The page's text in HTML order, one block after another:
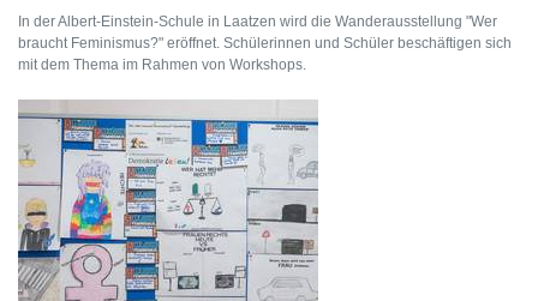
In der Albert-Einstein-Schule in Laatzen wird die Wanderausstellung "Wer
braucht Feminismus?" eröffnet. Schülerinnen und Schüler beschäftigen sich
mit dem Thema im Rahmen von Workshops.